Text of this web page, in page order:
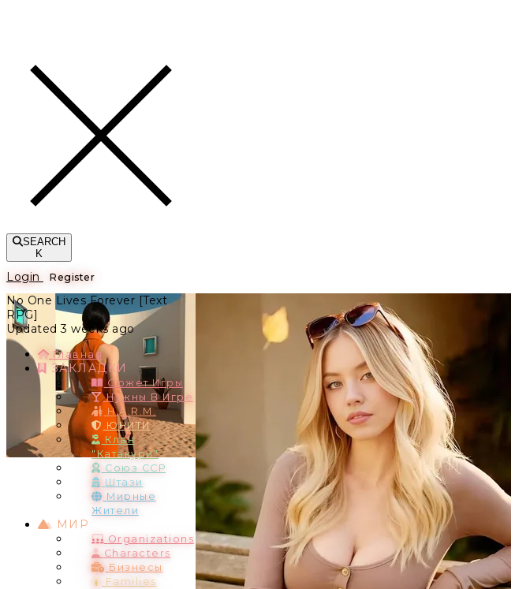
SEARCH
K
Login Register
No One Lives Forever [Text
RPG]
Updated 3 weeks ago
Главная
ЗАКЛАДКИ
Сюжет Игры
Нужны В Игре
H.A.R.M.
ЮНИТИ
Клан
"Катакури"
Союз ССР
Штази
Мирные
Жители
МИР
Organizations
Characters
Бизнесы
Families